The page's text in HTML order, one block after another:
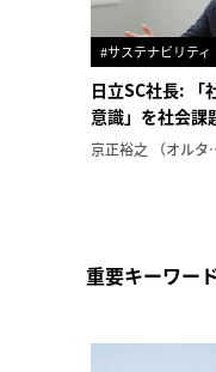
#サステナビリティ
日立SC社長: 「
意識」を社会課
京正裕之
重要キーワー